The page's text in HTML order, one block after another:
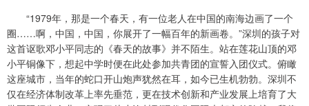
“1979年，那是一个春天，有一位老人在中国的南海边画了一个
圈……啊，中国，中国，你展开了一幅百年的新画卷。”深圳的孩子对
这首讴歌邓小平同志的《春天的故事》并不陌生。站在莲花山顶的邓
小平铜像下，想起中学时便在此处参加共青团的宣誓入团仪式。俯瞰
这座城市，当年的蛇口开山炮声犹然在耳，如今已生机勃勃。深圳不
仅在经济体制改革上率先垂范，更在技术创新和产业发展上培育了大